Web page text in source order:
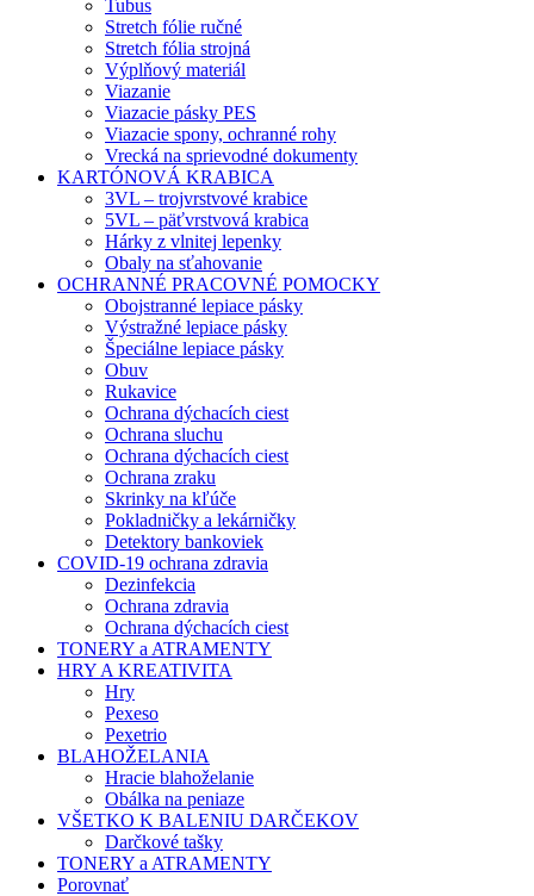
Tubus
Stretch fólie ručné
Stretch fólia strojná
Výplňový materiál
Viazanie
Viazacie pásky PES
Viazacie spony, ochranné rohy
Vrecká na sprievodné dokumenty
KARTÓNOVÁ KRABICA
3VL – trojvrstvové krabice
5VL – päťvrstvová krabica
Hárky z vlnitej lepenky
Obaly na sťahovanie
OCHRANNÉ PRACOVNÉ POMOCKY
Obojstranné lepiace pásky
Výstražné lepiace pásky
Špeciálne lepiace pásky
Obuv
Rukavice
Ochrana dýchacích ciest
Ochrana sluchu
Ochrana dýchacích ciest
Ochrana zraku
Skrinky na kľúče
Pokladničky a lekárničky
Detektory bankoviek
COVID-19 ochrana zdravia
Dezinfekcia
Ochrana zdravia
Ochrana dýchacích ciest
TONERY a ATRAMENTY
HRY A KREATIVITA
Hry
Pexeso
Pexetrio
BLAHOŽELANIA
Hracie blahoželanie
Obálka na peniaze
VŠETKO K BALENIU DARČEKOV
Darčkové tašky
TONERY a ATRAMENTY
Porovnať